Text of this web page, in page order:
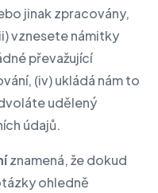
jinak zpracovány,
vznesete námitky
převažující
(iv) ukládá nám to
udělený
údajů.
znamená, že dokud
ohledně